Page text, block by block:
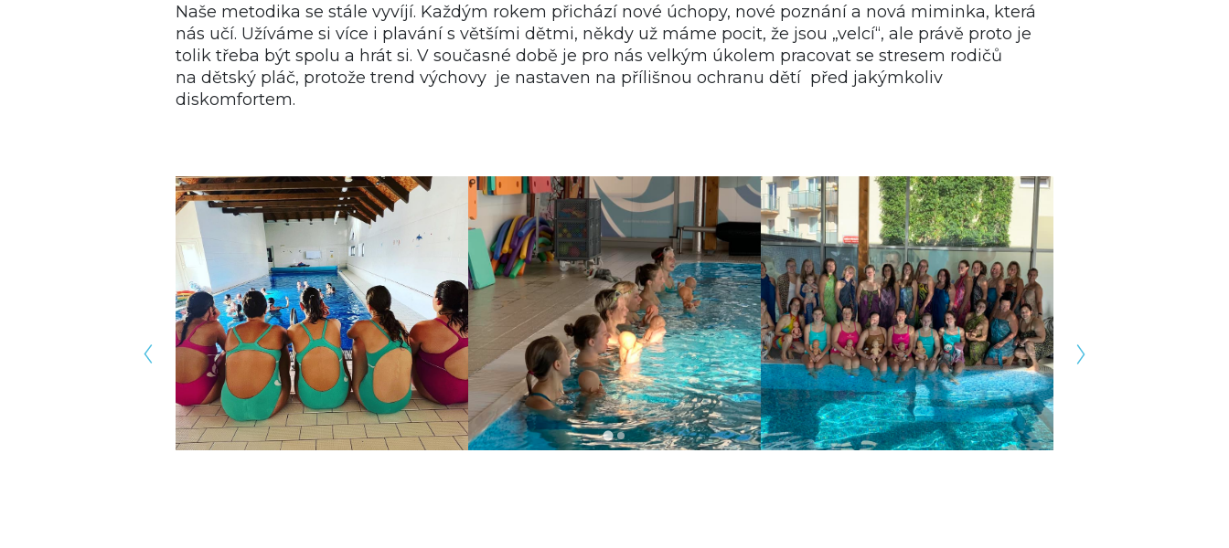
Naše metodika se stále vyvíjí. Každým rokem přichází nové úchopy, nové poznání a nová miminka, která
nás učí. Užíváme si více i plavání s většími dětmi, někdy už máme pocit, že jsou „velcí“, ale právě proto je
tolik třeba být spolu a hrát si. V současné době je pro nás velkým úkolem pracovat se stresem rodičů
na dětský pláč, protože trend výchovy je nastaven na přílišnou ochranu dětí před jakýmkoliv
diskomfortem.